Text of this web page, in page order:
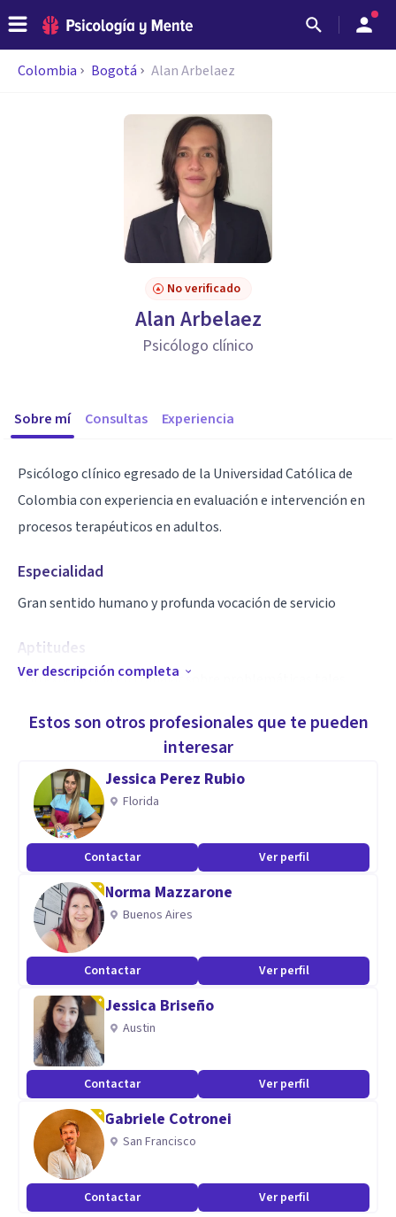
Colombia Bogotá Alan Arbelaez
No verificado
Alan Arbelaez
Psicólogo clínico
Sobre mí Consultas Experiencia
Psicólogo clínico egresado de la Universidad Católica de
Colombia con experiencia en evaluación e intervención en
procesos terapéuticos en adultos.
Especialidad
Gran sentido humano y profunda vocación de servicio
Aptitudes
Con experiencia en trabajar sobre problemáticas tales
emocional, manejo de la ira, el miedo y el estrés.
También en potenciar habilidades personales orientadas al
desarrollo de habilidades que permitan al consultante
mejorar su calidad de vida, su bienestar personal y aclarar su
propósito de vida.
Ver descripción completa
Estos son otros profesionales que te pueden
interesar
Jessica Perez Rubio
Florida
Contactar Ver perfil
Norma Mazzarone
Buenos Aires
Contactar Ver perfil
Jessica Briseño
Austin
Contactar Ver perfil
Gabriele Cotronei
San Francisco
Contactar Ver perfil